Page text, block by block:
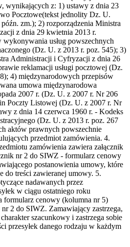
wynikających z: 1) ustawy z dnia 23
Pocztowe(tekst jednolity Dz. U.
zm.); 2) rozporządzenia Ministra
z dnia 29 kwietnia 2013 r.
usług powszechnych
(Dz. U. z 2013 r. poz. 545); 3)
Administracji i Cyfryzacji z dnia 26
reklamacji usługi pocztowej (Dz.
4) międzynarodowych przepisów
umowa międzynarodowa
2007 r. (Dz. U. z 2007 r. Nr 206
Poczty Listowej (Dz. U. z 2007 r. Nr
z dnia 14 czerwca 1960 r. - Kodeks
(Dz. U. z 2013 r. poz. 267
aktów prawnych powszechnie
przedmiot zamówienia. 4.
zamówienia zawiera załącznik
nr 2 do SIWZ - formularz cenowy
postanowienia umowy, które
do treści zawieranej umowy. 5.
nadawanych przez
w ciągu ostatniego roku
formularz cenowy (kolumna nr 5)
nr 2 do SIWZ. Zamawiający zastrzega,
szacunkowy i zastrzega sobie
przesyłek danego rodzaju w każdym